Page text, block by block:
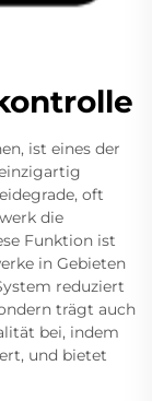
ist eines der
oft
die
Funktion ist
in Gebieten
reduziert
trägt auch
bei, indem
und bietet